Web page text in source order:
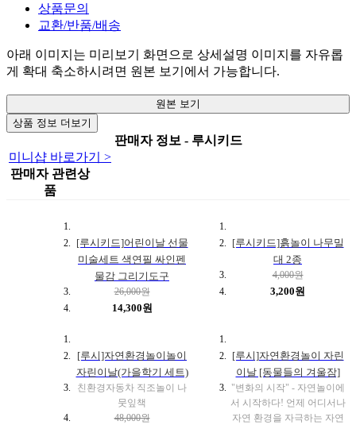
상품문의
교환/반품/배송
아래 이미지는 미리보기 화면으로 상세설명 이미지를 자유롭
게 확대 축소하시려면 원본 보기에서 가능합니다.
원본 보기
상품 정보 더보기
판매자 정보 - 루시키드
미니샵 바로가기 >
판매자 관련상
품
[루시키드]어린이날 선물
미술세트 색연필 싸인펜
물감 그리기도구
26,000원
14,300원
[루시키드]흙놀이 나무밀
대 2종
4,000원
3,200원
[루시]자연환경놀이놀이
자린이날(가을학기 세트)
친환경자동차 직조놀이 나
뭇잎책
48,000원
[루시]자연환경놀이 자린
이날 [동물들의 겨울잠]
"변화의 시작" - 자연놀이에
서 시작하다! 언제 어디서나
자연 환경을 자극하는 자연